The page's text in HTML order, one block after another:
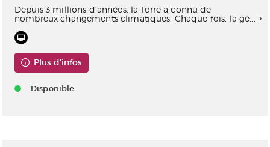
Depuis 3 millions d'années, la Terre a connu de
nombreux changements climatiques. Chaque fois, la gé...
Plus d'infos
Disponible